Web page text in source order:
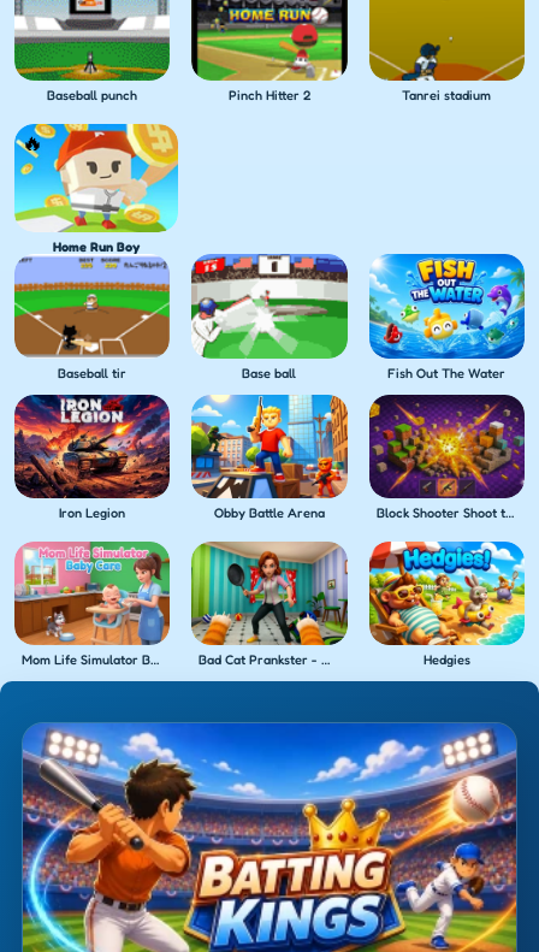
Baseball punch Pinch Hitter 2 Tanrei stadium
Home Run Boy
Baseball tir Base ball Fish Out The Water
Iron Legion Obby Battle Arena Block Shooter Shoot the Blocks!
Mom Life Simulator Baby Care Bad Cat Prankster - Mom's Return Hedgies